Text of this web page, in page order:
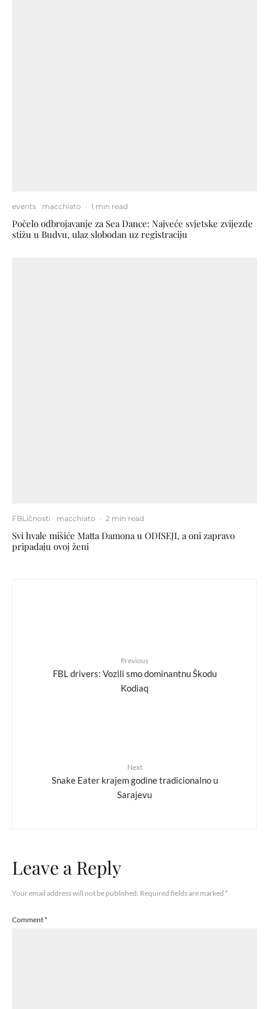
events macchiato · 1 min read
Počelo odbrojavanje za Sea Dance: Najveće svjetske zvijezde
stižu u Budvu, ulaz slobodan uz registraciju
FBLičnosti macchiato · 2 min read
Svi hvale mišiće Matta Damona u ODISEJI, a oni zapravo
pripadaju ovoj ženi
Previous
FBL drivers: Vozili smo dominantnu Škodu
Kodiaq
Next
Snake Eater krajem godine tradicionalno u
Sarajevu
Leave a Reply
Your email address will not be published. Required fields are marked *
Comment*